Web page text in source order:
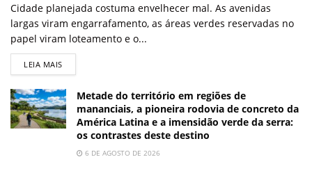
Cidade planejada costuma envelhecer mal. As avenidas
largas viram engarrafamento, as áreas verdes reservadas no
papel viram loteamento e o...
LEIA MAIS
Metade do território em regiões de
mananciais, a pioneira rodovia de concreto da
América Latina e a imensidão verde da serra:
os contrastes deste destino
6 DE AGOSTO DE 2026